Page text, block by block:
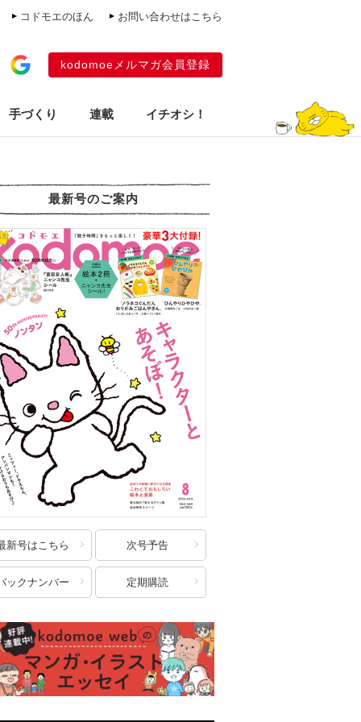
コドモエのほん お問い合わせはこちら
kodomoeメルマガ会員登録
手づくり 連載 イチオシ！
最新号のご案内
新号はこちら 次号予告
ックナンバー 定期購読